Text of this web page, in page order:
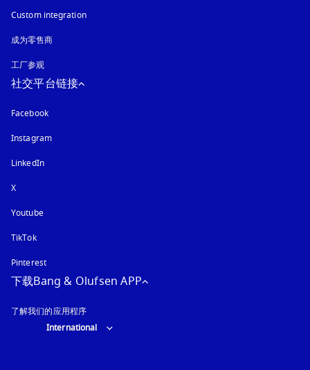
Custom integration
成为零售商
工厂参观
社交平台链接
Facebook
Instagram在新选项卡中打开
LinkedIn
X
Youtube在新选项卡中打开
TikTok
Pinterest
下载Bang & Olufsen APP
了解我们的应用程序
Select country and language
International